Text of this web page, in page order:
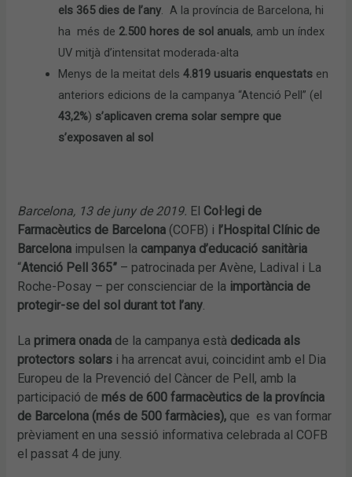
els 365 dies de l’any. A la província de Barcelona, hi
ha més de 2.500 hores de sol anuals, amb un índex
UV mitjà d’intensitat moderada-alta
Menys de la meitat dels4.819 usuaris enquestats en
anteriors edicions de la campanya “Atenció Pell” (el
43,2%) s’aplicaven crema solar sempre que
s’exposaven al sol
Barcelona, 13 de juny de 2019. El Col·legi de
Farmacèutics de Barcelona (COFB) i l’Hospital Clínic de
Barcelona impulsen la campanya d’educació sanitària
“Atenció Pell 365” – patrocinada per Avène, Ladival i La
Roche-Posay – per conscienciar de la importància de
protegir-se del sol durant tot l’any
La primera onada de la campanya està dedicada als
protectors solars i ha arrencat avui, coincidint amb el Dia
Europeu de la Prevenció del Càncer de Pell, amb la
participació de més de 600 farmacèutics de la província
de Barcelona (més de 500 farmàcies), que es van formar
prèviament en una sessió informativa celebrada al COFB
el passat 4 de juny.